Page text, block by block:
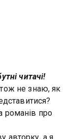
читачі!
не знаю, як
романів про